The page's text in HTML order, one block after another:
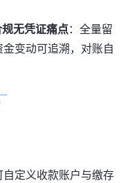
无凭证痛点：全量留
变动可追溯，对账自
定义收款账户与缴存